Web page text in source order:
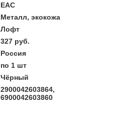
ЕАС
Металл, экокожа
Лофт
327 руб.
Россия
по 1 шт
Чёрный
2900042603864,
6900042603860